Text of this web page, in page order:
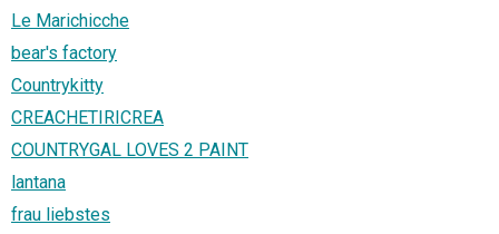
Le Marichicche
bear's factory
Countrykitty
CREACHETIRICREA
COUNTRYGAL LOVES 2 PAINT
lantana
frau liebstes